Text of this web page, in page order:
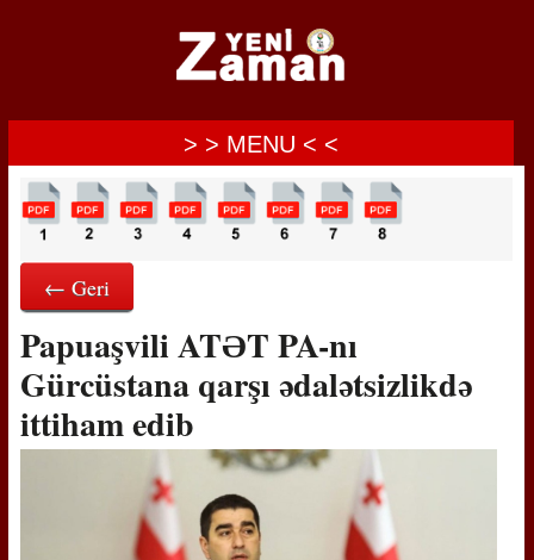
> > MENU < <
← Geri
Papuaşvili ATƏT PA-nı
Gürcüstana qarşı ədalətsizlikdə
ittiham edib